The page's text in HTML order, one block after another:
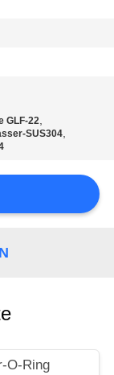
GLF-22,
SUS304,
O-Ring